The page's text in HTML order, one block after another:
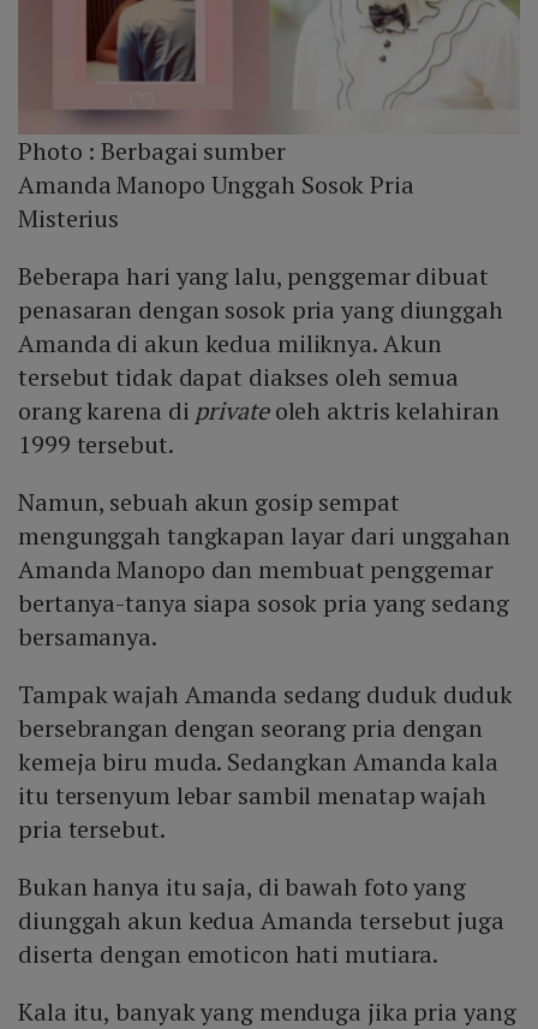
Photo :Berbagai sumber
Amanda Manopo Unggah Sosok Pria
Misterius
Beberapa hari yang lalu, penggemar dibuat
penasaran dengan sosok pria yang diunggah
Amanda di akun kedua miliknya. Akun
tersebut tidak dapat diakses oleh semua
orang karena di privateoleh aktris kelahiran
1999 tersebut.
Namun, sebuah akun gosip sempat
mengunggah tangkapan layar dari unggahan
Amanda Manopo dan membuat penggemar
bertanya-tanya siapa sosok pria yang sedang
bersamanya.
Tampak wajah Amanda sedang duduk duduk
bersebrangan dengan seorang pria dengan
kemeja biru muda. Sedangkan Amanda kala
itu tersenyum lebar sambil menatap wajah
pria tersebut.
Bukan hanya itu saja, di bawah foto yang
diunggah akun kedua Amanda tersebut juga
diserta dengan emoticon hati mutiara.
Kala itu, banyak yang menduga jika pria yang